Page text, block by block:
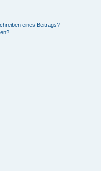
eines Beitrags?